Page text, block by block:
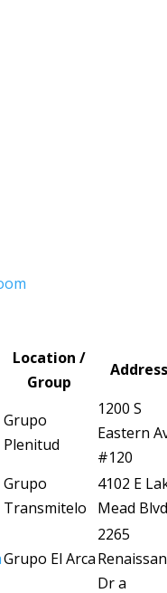
Location /
Group
Grupo
Plenitud
1200 S
Eastern
#120
Grupo
Transmitelo
4102 E
Mead
Grupo El Arca
2265
Dr a